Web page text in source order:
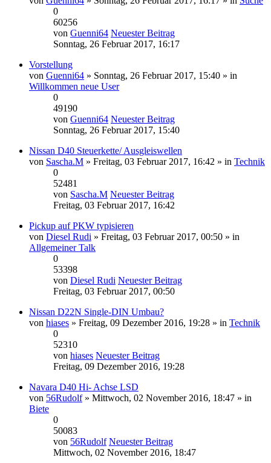
0
60256
von Guenni64 Neuester Beitrag
Sonntag, 26 Februar 2017, 16:17
Vorstellung
von Guenni64 » Sonntag, 26 Februar 2017, 15:40 » in
Willkommen neue User
0
49190
von Guenni64 Neuester Beitrag
Sonntag, 26 Februar 2017, 15:40
Nissan D40 Steuerkette/ Ausgleiswellen
von Sascha.M » Freitag, 03 Februar 2017, 16:42 » in Technik
0
52481
von Sascha.M Neuester Beitrag
Freitag, 03 Februar 2017, 16:42
Pickup auf PKW typisieren
von Diesel Rudi » Freitag, 03 Februar 2017, 00:50 » in
Allgemeiner Talk
0
53398
von Diesel Rudi Neuester Beitrag
Freitag, 03 Februar 2017, 00:50
Nissan D22N Single-DIN Umbau?
von hiases » Freitag, 09 Dezember 2016, 19:28 » in Technik
0
52310
von hiases Neuester Beitrag
Freitag, 09 Dezember 2016, 19:28
Navara D40 Hi- Achse LSD
von 56Rudolf» Mittwoch, 02 November 2016, 18:47 » in
Biete
0
50083
von 56Rudolf Neuester Beitrag
Mittwoch, 02 November 2016, 18:47